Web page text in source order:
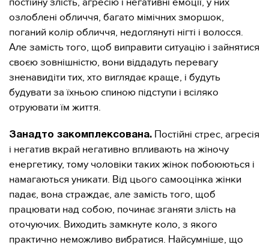
постійну злість, агресію і негативні емоції, у них
озлоблені обличчя, багато мімічних зморшок,
поганий колір обличчя, недоглянуті нігті і волосся.
Але замість того, щоб виправити ситуацію і зайнятися
своєю зовнішністю, вони віддадуть перевагу
зненавидіти тих, хто виглядає краще, і будуть
будувати за їхньою спиною підступи і всіляко
отруювати їм життя.
Занадто закомплексована. Постійні стрес, агресія
і негатив вкрай негативно впливають на жіночу
енергетику, тому чоловіки таких жінок побоюються і
намагаються уникати. Від цього самооцінка жінки
падає, вона страждає, але замість того, щоб
працювати над собою, починає зганяти злість на
оточуючих. Виходить замкнуте коло, з якого
практично неможливо вибратися. Найсумніше, що